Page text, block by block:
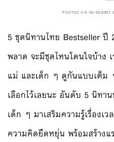
POSTED ON 14/10/2021
5 ชุดนิทานไทย Bestseller
พลาด จะมีชุดไหนโดนใจบ้า
แม่ และเด็ก ๆ ดูกันแบบเต็ม
เลือกไว้เลยนะ อันดับ 5 นิทา
เด็ก ๆ มาเสริมความรู้เรื่องเ
ความคิดยืดหยุ่น พร้อมสร้างแ